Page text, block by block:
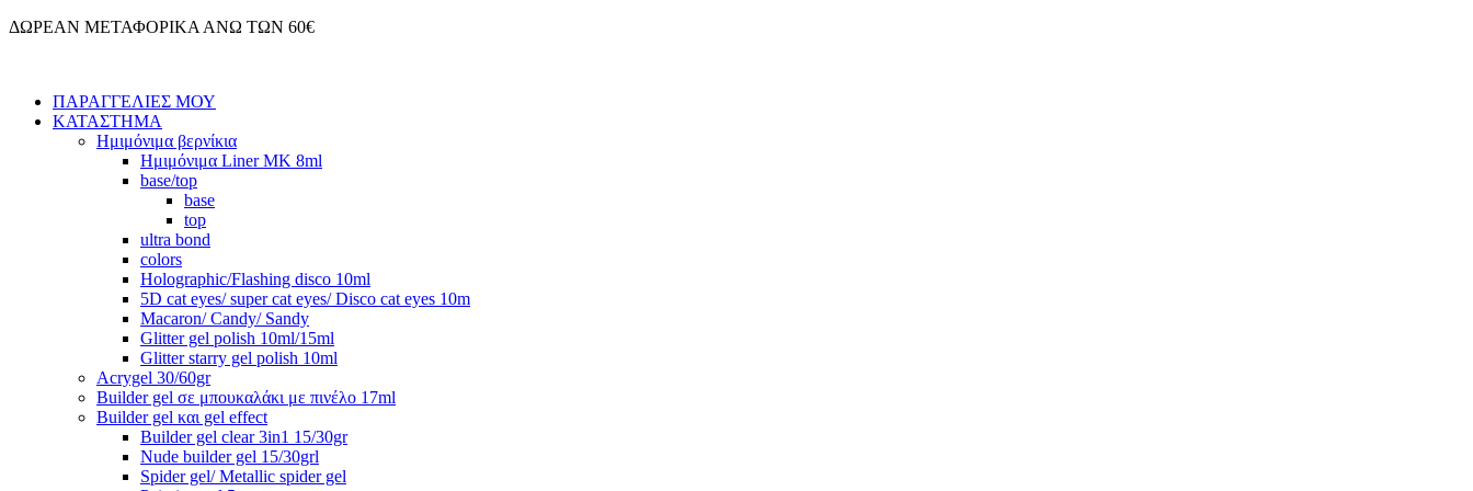
Μετάβαση
ΔΩΡΕΑΝ ΜΕΤΑΦΟΡΙΚΑ ΑΝΩ ΤΩΝ 60€
ΠΑΡΑΓΓΕΛΙΕΣ ΜΟΥ
ΚΑΤΑΣΤΗΜΑ
Ημιμόνιμα βερνίκια
Ημιμόνιμα Liner ΜΚ 8ml
base/top
base
top
ultra bond
colors
Holographic/Flashing disco 10ml
5D cat eyes/ super cat eyes/ Disco cat eyes 10m
Macaron/ Candy/ Sandy
Glitter gel polish 10ml/15ml
Glitter starry gel polish 10ml
Acrygel 30/60gr
Builder gel σε μπουκαλάκι με πινέλο 17ml
Builder gel και gel effect
Builder gel clear 3in1 15/30gr
Nude builder gel 15/30grl
Spider gel/ Metallic spider gel